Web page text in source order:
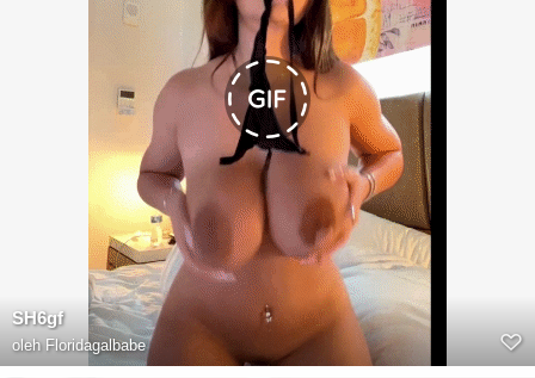
SH6gf
oleh Floridagalbabe